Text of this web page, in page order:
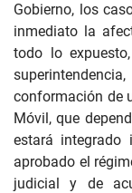
Gobierno, los
inmediato la
todo lo
conformación de
Móvil, que
estará integrado
aprobado el
judicial y de